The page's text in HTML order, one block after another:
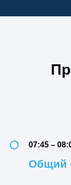
07:45 –
Общий